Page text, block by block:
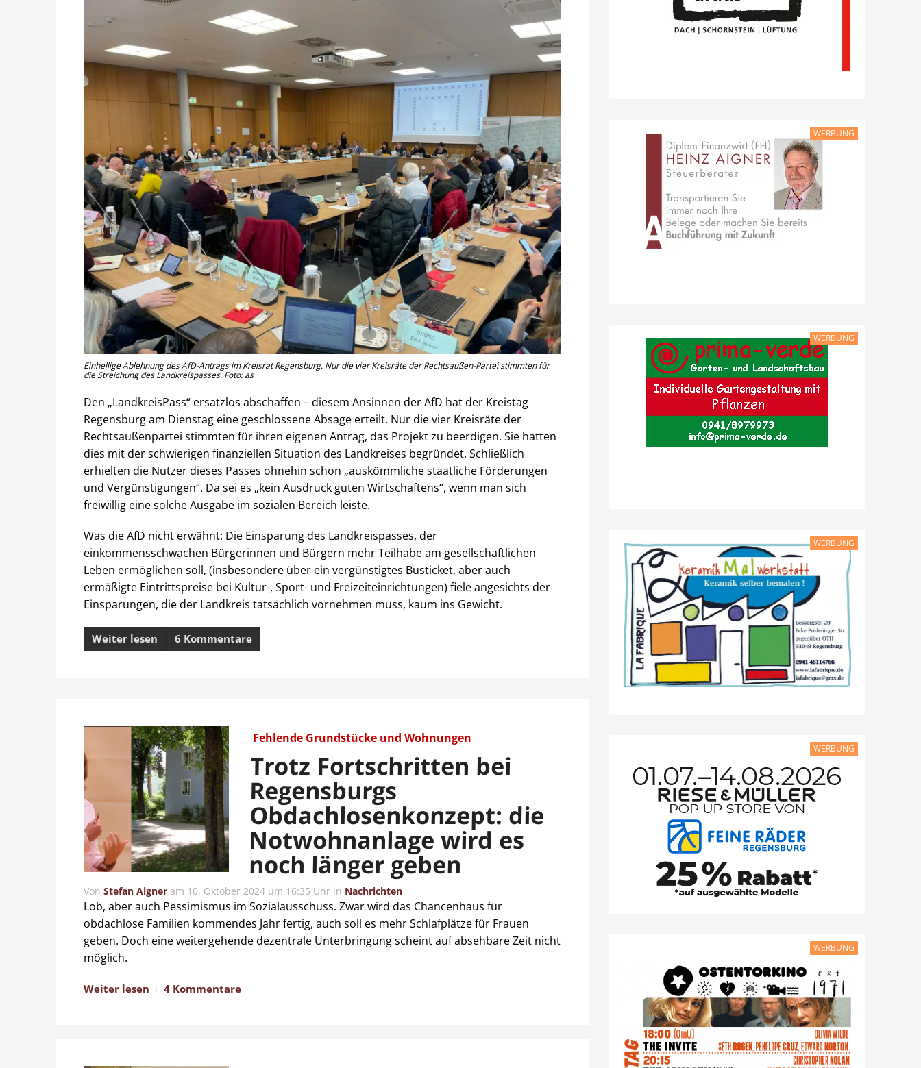
Einhellige Ablehnung des AfD-Antrags im Kreisrat Regensburg. Nur die vier Kreisräte der Rechtsaußen-Partei stimmten für
die Streichung des Landkreispasses. Foto: as
Den „LandkreisPass“ ersatzlos abschaffen – diesem Ansinnen der AfD hat der Kreistag
Regensburg am Dienstag eine geschlossene Absage erteilt. Nur die vier Kreisräte der
Rechtsaußenpartei stimmten für ihren eigenen Antrag, das Projekt zu beerdigen. Sie hatten
dies mit der schwierigen finanziellen Situation des Landkreises begründet. Schließlich
erhielten die Nutzer dieses Passes ohnehin schon „auskömmliche staatliche Förderungen
und Vergünstigungen“. Da sei es „kein Ausdruck guten Wirtschaftens“, wenn man sich
freiwillig eine solche Ausgabe im sozialen Bereich leiste.
Was die AfD nicht erwähnt: Die Einsparung des Landkreispasses, der
einkommensschwachen Bürgerinnen und Bürgern mehr Teilhabe am gesellschaftlichen
Leben ermöglichen soll, (insbesondere über ein vergünstigtes Busticket, aber auch
ermäßigte Eintrittspreise bei Kultur-, Sport- und Freizeiteinrichtungen) fiele angesichts der
Einsparungen, die der Landkreis tatsächlich vornehmen muss, kaum ins Gewicht.
Weiter lesen 6 Kommentare
Fehlende Grundstücke und Wohnungen
Trotz Fortschritten bei
Regensburgs
Obdachlosenkonzept: die
Notwohnanlage wird es
noch länger geben
Von Stefan Aigner am 10. Oktober 2024 um 16:35 Uhr in Nachrichten
Lob, aber auch Pessimismus im Sozialausschuss. Zwar wird das Chancenhaus für
obdachlose Familien kommendes Jahr fertig, auch soll es mehr Schlafplätze für Frauen
geben. Doch eine weitergehende dezentrale Unterbringung scheint auf absehbare Zeit nicht
möglich.
Weiter lesen 4 Kommentare
WERBUNG
WERBUNG
WERBUNG
WERBUNG
WERBUNG